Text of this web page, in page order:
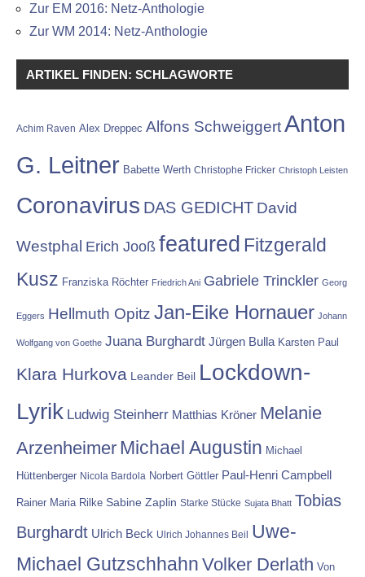
Zur EM 2016: Netz-Anthologie
Zur WM 2014: Netz-Anthologie
ARTIKEL FINDEN: SCHLAGWORTE
Achim Raven Alex Dreppec Alfons SchweiggertAnton
G. Leitner Babette Werth Christophe Fricker Christoph Leisten
Coronavirus DAS GEDICHT David
Westphal Erich Jooß featured Fitzgerald
Kusz Franziska Röchter Friedrich Ani Gabriele Trinckler Georg
Eggers Hellmuth Opitz Jan-Eike Hornauer Johann
Wolfgang von Goethe Juana Burghardt Jürgen Bulla Karsten Paul
Klara Hurkova Leander Beil Lockdown-
Lyrik Ludwig Steinherr Matthias Kröner Melanie
Arzenheimer Michael Augustin Michael
Hüttenberger Nicola Bardola Norbert Göttler Paul-Henri Campbell
Rainer Maria Rilke Sabine Zaplin Starke Stücke Sujata Bhatt Tobias
Burghardt Ulrich Beck Ulrich Johannes Beil Uwe-
Michael Gutzschhahn Volker Derlath Von